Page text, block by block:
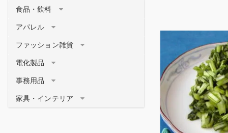
食品・飲料
アパレル
ファッション雑貨
電化製品
事務用品
家具・インテリア